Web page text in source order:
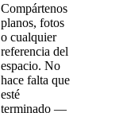
Compártenos
planos, fotos
o cualquier
referencia del
espacio. No
hace falta que
esté
terminado —